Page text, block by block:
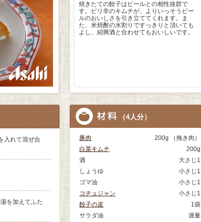
焼きたての餃子はビールとの相性抜群で
す。ピリ辛のキムチが、よりいっそうビー
ルのおいしさを引き立ててくれます。ま
た、米焼酎の水割りですっきりと頂いても
よし、紹興酒と合わせてもおいしいです。
入れて混ぜ合
を加えてふた
（4人分）
豚肉
200g （挽き肉）
白菜キムチ
200g
酒
大さじ1
しょうゆ
小さじ1
ゴマ油
小さじ1
コチュジャン
小さじ1
餃子の皮
1袋
サラダ油
適量